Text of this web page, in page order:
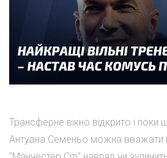
Трансферне вікно відкрито і поки
Антуана Семеньо можна вважати